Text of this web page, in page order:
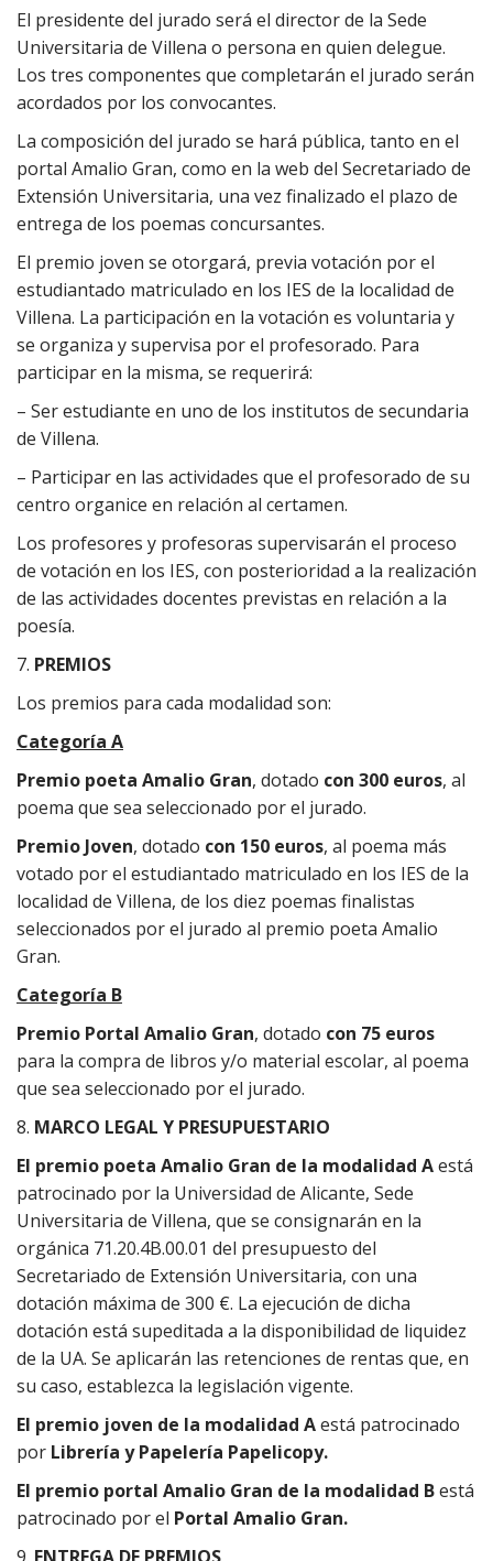
El presidente del jurado será el director de la Sede
Universitaria de Villena o persona en quien delegue.
Los tres componentes que completarán el jurado serán
acordados por los convocantes.
La composición del jurado se hará pública, tanto en el
portal Amalio Gran, como en la web del Secretariado de
Extensión Universitaria, una vez finalizado el plazo de
entrega de los poemas concursantes.
El premio joven se otorgará, previa votación por el
estudiantado matriculado en los IES de la localidad de
Villena. La participación en la votación es voluntaria y
se organiza y supervisa por el profesorado. Para
participar en la misma, se requerirá:
– Ser estudiante en uno de los institutos de secundaria
de Villena.
– Participar en las actividades que el profesorado de su
centro organice en relación al certamen.
Los profesores y profesoras supervisarán el proceso
de votación en los IES, con posterioridad a la realización
de las actividades docentes previstas en relación a la
poesía.
7. PREMIOS
Los premios para cada modalidad son:
Categoría A
Premio poeta Amalio Gran, dotado con 300 euros, al
poema que sea seleccionado por el jurado.
Premio Joven, dotado con 150 euros, al poema más
votado por el estudiantado matriculado en los IES de la
localidad de Villena, de los diez poemas finalistas
seleccionados por el jurado al premio poeta Amalio
Gran.
Categoría B
Premio Portal Amalio Gran, dotado con 75 euros
para la compra de libros y/o material escolar, al poema
que sea seleccionado por el jurado.
8. MARCO LEGAL Y PRESUPUESTARIO
El premio poeta Amalio Gran de la modalidad Aestá
patrocinado por la Universidad de Alicante, Sede
Universitaria de Villena, que se consignarán en la
orgánica 71.20.4B.00.01 del presupuesto del
Secretariado de Extensión Universitaria, con una
dotación máxima de 300 €. La ejecución de dicha
dotación está supeditada a la disponibilidad de liquidez
de la UA. Se aplicarán las retenciones de rentas que, en
su caso, establezca la legislación vigente.
El premio joven de la modalidad Aestá patrocinado
por Librería y Papelería Papelicopy.
El premio portal Amalio Gran de la modalidad Bestá
patrocinado por el Portal Amalio Gran.